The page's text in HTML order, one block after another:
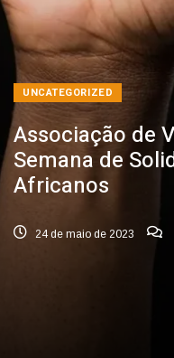
UNCATEGORIZED
Associação de
Semana de
Africanos
24 de maio de 2023